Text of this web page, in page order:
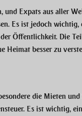
und Expats aus aller
Es ist jedoch wichtig,
Öffentlichkeit. Die
Heimat besser zu
die Mieten
Es ist wichtig,